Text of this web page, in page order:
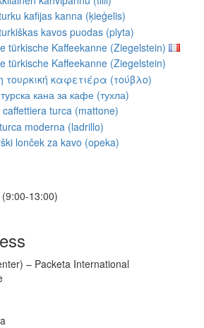
13:00)
– Packeta International